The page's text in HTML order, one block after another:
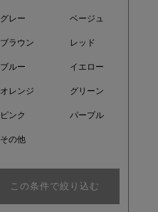
グレー ベージュ
ブラウン レッド
ブルー イエロー
オレンジ グリーン
ピンク パープル
その他
この条件で絞り込む